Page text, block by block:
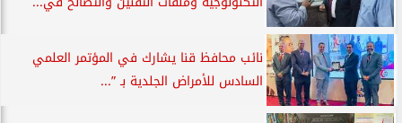
نائب محافظ قنا يشارك في المؤتمر العلمي
السادس للأمراض الجلدية بـ ”...